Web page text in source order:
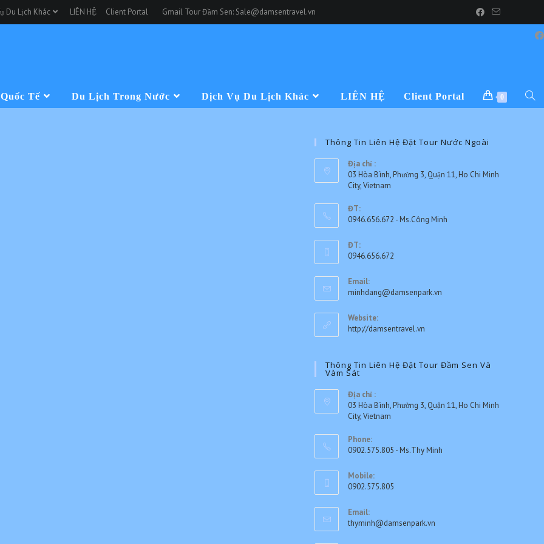
Du Lịch Khác LIÊN HỆ Client Portal Gmail Tour Đầm Sen: Sale@damsentravel.vn
Tế Du Lịch Trong Nước Dịch Vụ Du Lịch Khác LIÊN HỆ Client Portal 0
Thông Tin Liên Hệ Đặt Tour Nước Ngoài
Địa chỉ :
03 Hòa Bình, Phường 3, Quận 11, Ho Chi Minh
City, Vietnam
ĐT:
0946.656.672 - Ms.Công Minh
in
your
application
ĐT:
0946.656.672
in
your
application
Email:
minhdang@damsenpark.vn
Website:
http://damsentravel.vn
Thông Tin Liên Hệ Đặt Tour Đầm Sen Và
Vàm Sát
Địa chỉ :
03 Hòa Bình, Phường 3, Quận 11, Ho Chi Minh
City, Vietnam
Phone:
0902.575.805 - Ms.Thy Minh
in
your
application
Mobile:
0902.575.805
Email:
thyminh@damsenpark.vn